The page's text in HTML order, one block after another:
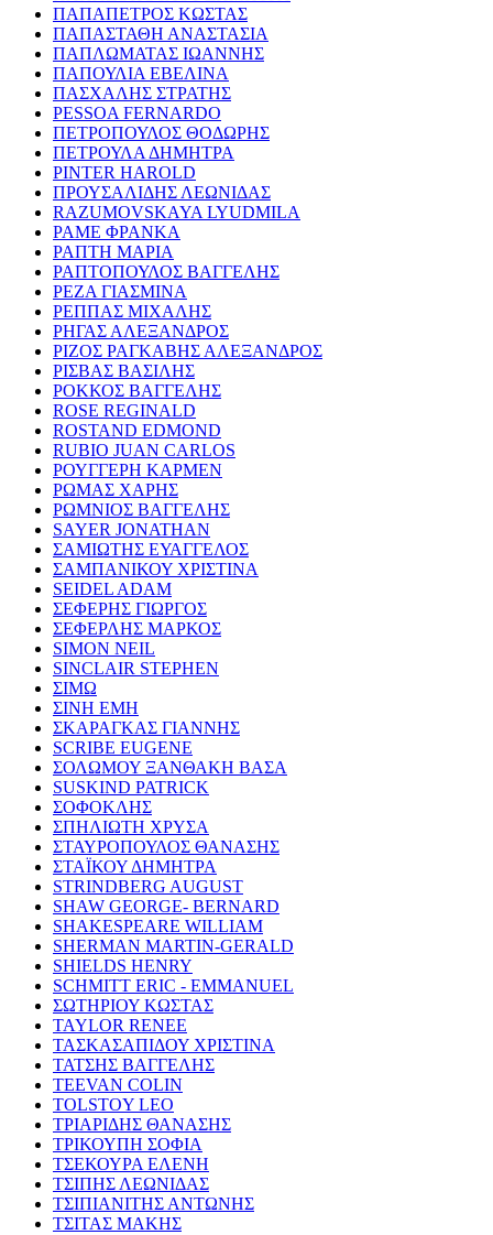
ΠΑΠΑΠΕΤΡΟΣ ΚΩΣΤΑΣ
ΠΑΠΑΣΤΑΘΗ ΑΝΑΣΤΑΣΙΑ
ΠΑΠΛΩΜΑΤΑΣ ΙΩΑΝΝΗΣ
ΠΑΠΟΥΛΙΑ ΕΒΕΛΙΝΑ
ΠΑΣΧΑΛΗΣ ΣΤΡΑΤΗΣ
PESSOA FERNARDO
ΠΕΤΡΟΠΟΥΛΟΣ ΘΟΔΩΡΗΣ
ΠΕΤΡΟΥΛΑ ΔΗΜΗΤΡΑ
PINTER HAROLD
ΠΡΟΥΣΑΛΙΔΗΣ ΛΕΩΝΙΔΑΣ
RAZUMOVSKAYA LYUDMILA
ΡΑΜΕ ΦΡΑΝΚΑ
ΡΑΠΤΗ ΜΑΡΙΑ
ΡΑΠΤΟΠΟΥΛΟΣ ΒΑΓΓΕΛΗΣ
ΡΕΖΑ ΓΙΑΣΜΙΝΑ
ΡΕΠΠΑΣ ΜΙΧΑΛΗΣ
ΡΗΓΑΣ ΑΛΕΞΑΝΔΡΟΣ
ΡΙΖΟΣ ΡΑΓΚΑΒΗΣ ΑΛΕΞΑΝΔΡΟΣ
ΡΙΣΒΑΣ ΒΑΣΙΛΗΣ
ΡΟΚΚΟΣ ΒΑΓΓΕΛΗΣ
ROSE REGINALD
ROSTAND EDMOND
RUBIO JUAN CARLOS
ΡΟΥΓΓΕΡΗ ΚΑΡΜΕΝ
ΡΩΜΑΣ ΧΑΡΗΣ
ΡΩΜΝΙΟΣ ΒΑΓΓΕΛΗΣ
SAYER JONATHAN
ΣΑΜΙΩΤΗΣ ΕΥΑΓΓΕΛΟΣ
ΣΑΜΠΑΝΙΚΟΥ ΧΡΙΣΤΙΝΑ
SEIDEL ADAM
ΣΕΦΕΡΗΣ ΓΙΩΡΓΟΣ
ΣΕΦΕΡΛΗΣ ΜΑΡΚΟΣ
SIMON NEIL
SINCLAIR STEPHEN
ΣΙΜΩ
ΣΙΝΗ ΕΜΗ
ΣΚΑΡΑΓΚΑΣ ΓΙΑΝΝΗΣ
SCRIBE EUGENE
ΣΟΛΩΜΟΥ ΞΑΝΘΑΚΗ ΒΑΣΑ
SUSKIND PATRICK
ΣΟΦΟΚΛΗΣ
ΣΠΗΛΙΩΤΗ ΧΡΥΣΑ
ΣΤΑΥΡΟΠΟΥΛΟΣ ΘΑΝΑΣΗΣ
ΣΤΑΪΚΟΥ ΔΗΜΗΤΡΑ
STRINDBERG AUGUST
SHAW GEORGE- BERNARD
SHAKESPEARE WILLIAM
SHERMAN MARTIN-GERALD
SHIELDS HENRY
SCHMITT ERIC - EMMANUEL
ΣΩΤΗΡΙΟΥ ΚΩΣΤΑΣ
TAYLOR RENEE
ΤΑΣΚΑΣΑΠΙΔΟΥ ΧΡΙΣΤΙΝΑ
ΤΑΤΣΗΣ ΒΑΓΓΕΛΗΣ
TEEVAN COLIN
TOLSTOY LEO
ΤΡΙΑΡΙΔΗΣ ΘΑΝΑΣΗΣ
ΤΡΙΚΟΥΠΗ ΣΟΦΙΑ
ΤΣΕΚΟΥΡΑ ΕΛΕΝΗ
ΤΣΙΠΗΣ ΛΕΩΝΙΔΑΣ
ΤΣΙΠΙΑΝΙΤΗΣ ΑΝΤΩΝΗΣ
ΤΣΙΤΑΣ ΜΑΚΗΣ